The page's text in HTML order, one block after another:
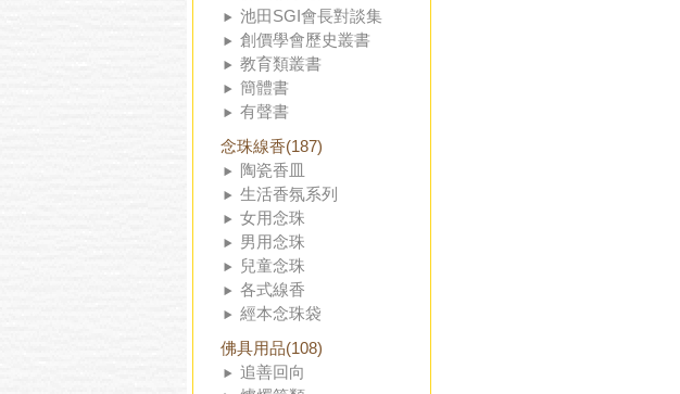
池田SGI會長對談集
創價學會歷史叢書
教育類叢書
簡體書
有聲書
念珠線香(187)
陶瓷香皿
生活香氛系列
女用念珠
男用念珠
兒童念珠
各式線香
經本念珠袋
佛具用品(108)
追善回向